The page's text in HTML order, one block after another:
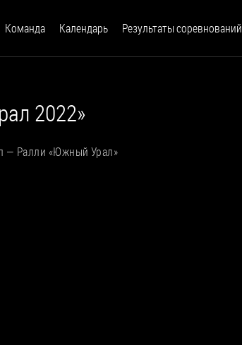
Команда Календарь Результаты соревнований
2022»
— Ралли «Южный Урал»